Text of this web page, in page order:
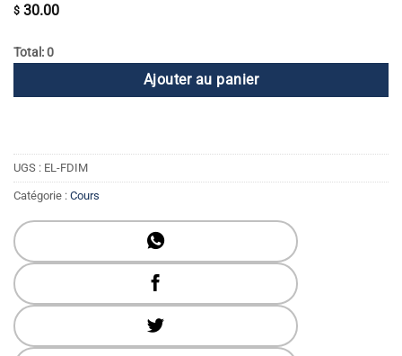
$ 30.00
Total: 0
Ajouter au panier
UGS : EL-FDIM
Catégorie : Cours